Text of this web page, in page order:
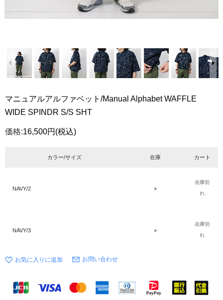
マニュアルアルファベット/Manual Alphabet WAFFLE
WIDE SPINDR S/S SHT
価格:16,500円 (税込)
カラー/サイズ 在庫 カート
NAVY/2 ×
在庫切
れ
NAVY/3 ×
在庫切
れ
お問い合わせ